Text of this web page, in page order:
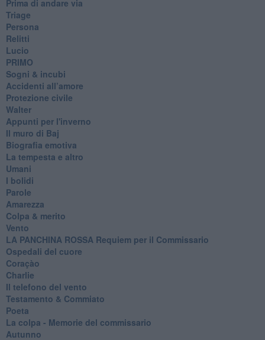
Prima di andare via
Triage
Persona
Relitti
Lucio
PRIMO
Sogni & incubi
Accidenti all’amore
Protezione civile
Walter
Appunti per l'inverno
Il muro di Baj
Biografia emotiva
La tempesta e altro
Umani
I bolidi
Parole
Amarezza
Colpa & merito
Vento
​LA PANCHINA ROSSA Requiem per il Commissario
Ospedali del cuore
Coraçào
Charlie
Il telefono del vento
Testamento & Commiato
Poeta
​La colpa - Memorie del commissario
Autunno